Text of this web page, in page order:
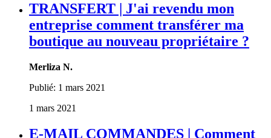
TRANSFERT | J'ai revendu mon
entreprise comment transférer ma
boutique au nouveau propriétaire ?
Merliza N.
Publié: 1 mars 2021
1 mars 2021
E-MAIL COMMANDES | Comment